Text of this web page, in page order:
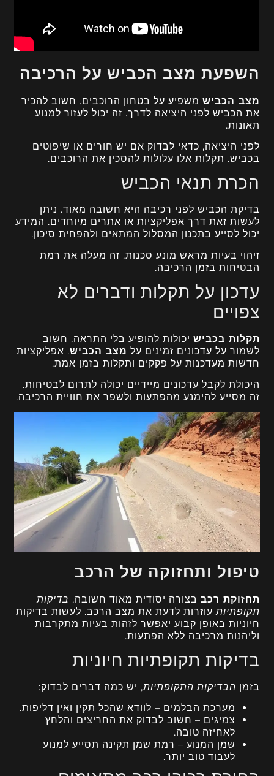
השפעת מצב הכביש על הרכיבה
מצב הכביש משפיע על בטחון הרוכבים. חשוב להכיר
את הכביש לפני היציאה לדרך. זה יכול לעזור למנוע
תאונות.
לפני היציאה, כדאי לבדוק אם יש חורים או שיפוטים
בכביש. תקלות אלו עלולות להסכין את הרוכבים.
הכרת תנאי הכביש
בדיקת הכביש לפני רכיבה היא חשובה מאוד. ניתן
לעשות זאת דרך אפליקציות או אתרים מיוחדים. המידע
יכול לסייע בתכנון המסלול המתאים ולהפחית סיכון.
זיהוי בעיות מראש מונע סכנות. זה מעלה את רמת
הבטיחות בזמן הרכיבה.
עדכון על תקלות ודברים לא
צפויים
תקלות בכביש יכולות להופיע בלי התראה. חשוב
לשמור על עדכונים זמינים על מצב הכביש. אפליקציות
חדשות מעדכנות על פקקים ותקלות בזמן אמת.
היכולת לקבל עדכונים מיידיים יכולה לתרום לבטיחות.
זה מסייע להימנע מהפתעות ולשפר את חוויית הרכיבה.
טיפול ותחזוקה של הרכב
תחזוקת רכב בצורה יסודית מאוד חשובה. בדיקות
תקופתיות עוזרות לדעת את מצב הרכב. לעשות בדיקות
חיוניות באופן קבוע יאפשר לזהות בעיות מתקרבות
וליהנות מרכיבה ללא הפתעות.
בדיקות תקופתיות חיוניות
בזמן הבדיקות התקופתיות, יש כמה דברים לבדוק:
מערכת הבלמים – לוודא שהכל תקין ואין דליפות.
צמיגים – חשוב לבדוק את החריצים והלחץ
לאחיזה טובה.
שמן המנוע – רמת שמן תקינה תסייע למנוע
לעבוד טוב יותר.